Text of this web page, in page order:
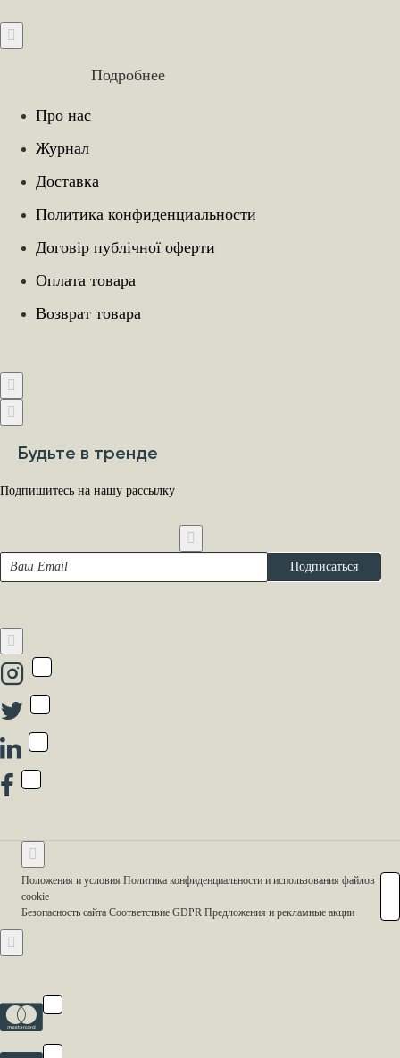
Подробнее
Про нас
Журнал
Доставка
Политика конфиденциальности
Договір публічної оферти
Оплата товара
Возврат товара
Будьте в тренде
Подпишитесь на нашу рассылку
Подписаться
Положения и условия Политика конфиденциальности и использования файлов
cookie
Безопасность сайта Соответствие GDPR Предложения и рекламные акции